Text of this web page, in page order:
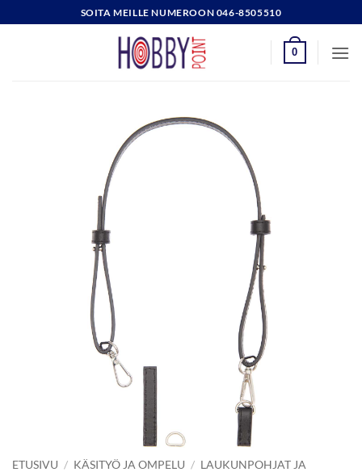
to
SOITA MEILLE NUMEROON 046-8505510
0
ETUSIVU / KÄSITYÖ JA OMPELU / LAUKUNPOHJAT JA